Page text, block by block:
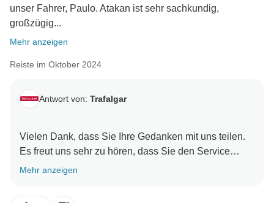
unser Fahrer, Paulo. Atakan ist sehr sachkundig,
großzügig...
Mehr anzeigen
Reiste im Oktober 2024
Antwort von: Trafalgar
Vielen Dank, dass Sie Ihre Gedanken mit uns teilen.
Es freut uns sehr zu hören, dass Sie den Service
unseres On The Road Teams als außergewöhnlich
Mehr anzeigen